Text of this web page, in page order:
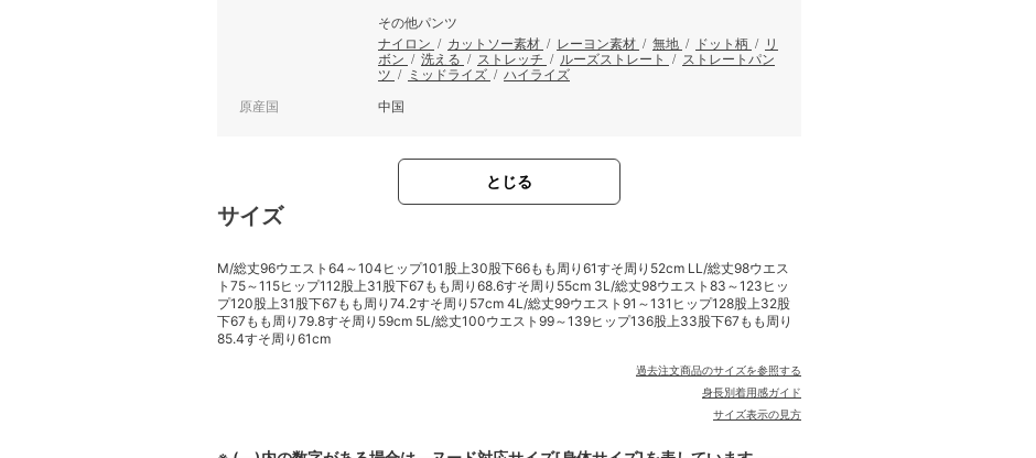
その他パンツ
ナイロン / カットソー素材 / レーヨン素材 / 無地 / ドット柄 / リ
ボン / 洗える / ストレッチ / ルーズストレート / ストレートパン
ツ / ミッドライズ / ハイライズ
原産国 中国
とじる
サイズ
M/総丈96ウエスト64～104ヒップ101股上30股下66もも周り61すそ周り52cm LL/総丈98ウエス
ト75～115ヒップ112股上31股下67もも周り68.6すそ周り55cm 3L/総丈98ウエスト83～123ヒッ
プ120股上31股下67もも周り74.2すそ周り57cm 4L/総丈99ウエスト91～131ヒップ128股上32股
下67もも周り79.8すそ周り59cm 5L/総丈100ウエスト99～139ヒップ136股上33股下67もも周り
85.4すそ周り61cm
過去注文商品のサイズを参照する
身長別着用感ガイド
サイズ表示の見方